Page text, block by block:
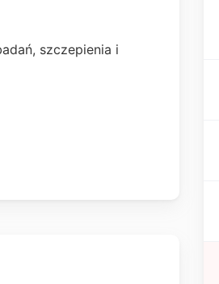
szczepienia i